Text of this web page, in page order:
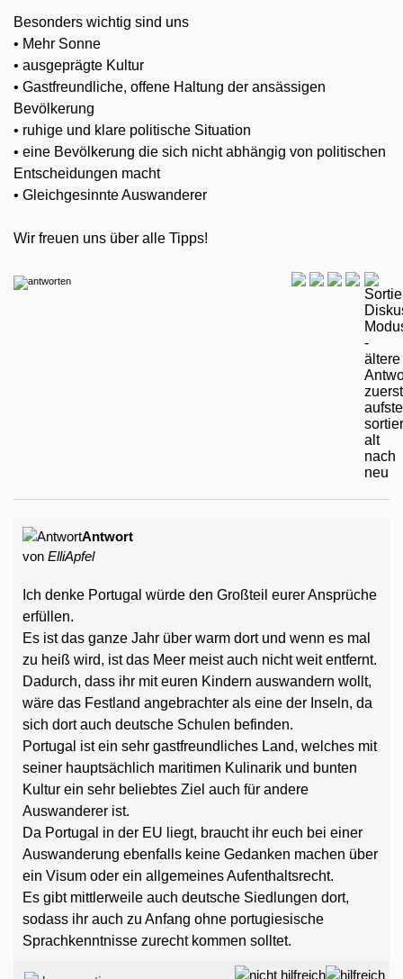
Besonders wichtig sind uns
• Mehr Sonne
• ausgeprägte Kultur
• Gastfreundliche, offene Haltung der ansässigen
Bevölkerung
• ruhige und klare politische Situation
• eine Bevölkerung die sich nicht abhängig von politischen
Entscheidungen macht
• Gleichgesinnte Auswanderer
Wir freuen uns über alle Tipps!
Antwort
von ElliApfel
Ich denke Portugal würde den Großteil eurer Ansprüche
erfüllen.
Es ist das ganze Jahr über warm dort und wenn es mal
zu heiß wird, ist das Meer meist auch nicht weit entfernt.
Dadurch, dass ihr mit euren Kindern auswandern wollt,
wäre das Festland angebrachter als eine der Inseln, da
sich dort auch deutsche Schulen befinden.
Portugal ist ein sehr gastfreundliches Land, welches mit
seiner hauptsächlich maritimen Kulinarik und bunten
Kultur ein sehr beliebtes Ziel auch für andere
Auswanderer ist.
Da Portugal in der EU liegt, braucht ihr euch bei einer
Auswanderung ebenfalls keine Gedanken machen über
ein Visum oder ein allgemeines Aufenthaltsrecht.
Es gibt mittlerweile auch deutsche Siedlungen dort,
sodass ihr auch zu Anfang ohne portugiesische
Sprachkenntnisse zurecht kommen solltet.